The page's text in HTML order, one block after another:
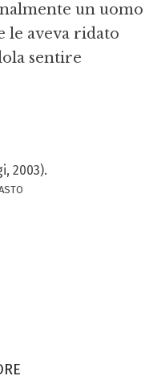
2003).
un uomo
le aveva ridato
sentire